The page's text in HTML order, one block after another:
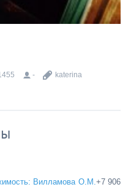
-
katerina
Вилламова О.М. +7 906